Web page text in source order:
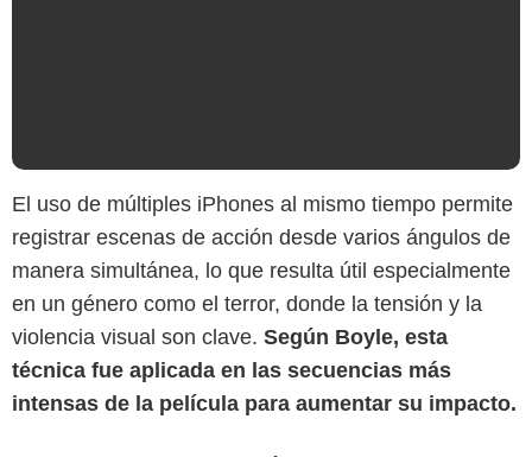
El uso de múltiples iPhones al mismo tiempo permite
registrar escenas de acción desde varios ángulos de
manera simultánea, lo que resulta útil especialmente
en un género como el terror, donde la tensión y la
violencia visual son clave. Según Boyle, esta
técnica fue aplicada en las secuencias más
intensas de la película para aumentar su impacto.
The Hollywood Reporter